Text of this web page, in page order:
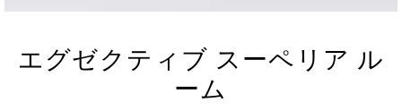
エグゼクティブ スーペリア ル
ーム